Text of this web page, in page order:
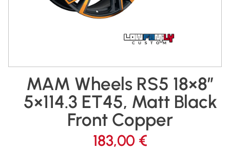
MAM Wheels RS5 18×8″
5×114.3 ET45, Matt Black
Front Copper
183,00 €